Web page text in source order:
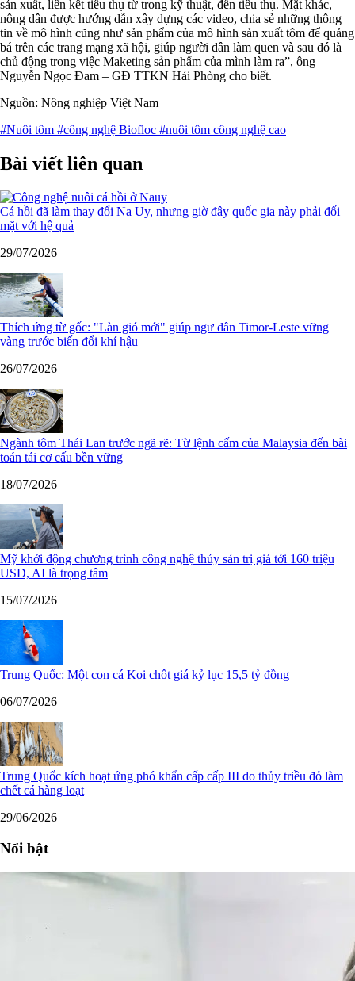
sản xuất, liên kết tiêu thụ từ trong kỹ thuật, đến tiêu thụ. Mặt khác,
nông dân được hướng dẫn xây dựng các video, chia sẻ những thông
tin về mô hình cũng như sản phẩm của mô hình sản xuất tôm để quảng
bá trên các trang mạng xã hội, giúp người dân làm quen và sau đó là
chủ động trong việc Maketing sản phẩm của mình làm ra”, ông
Nguyễn Ngọc Đam – GĐ TTKN Hải Phòng cho biết.
Nguồn: Nông nghiệp Việt Nam
#Nuôi tôm #công nghệ Biofloc #nuôi tôm công nghệ cao
Bài viết liên quan
Cá hồi đã làm thay đổi Na Uy, nhưng giờ đây quốc gia này phải đối
mặt với hệ quả
29/07/2026
Thích ứng từ gốc: "Làn gió mới" giúp ngư dân Timor-Leste vững
vàng trước biến đổi khí hậu
26/07/2026
Ngành tôm Thái Lan trước ngã rẽ: Từ lệnh cấm của Malaysia đến bài
toán tái cơ cấu bền vững
18/07/2026
Mỹ khởi động chương trình công nghệ thủy sản trị giá tới 160 triệu
USD, AI là trọng tâm
15/07/2026
Trung Quốc: Một con cá Koi chốt giá kỷ lục 15,5 tỷ đồng
06/07/2026
Trung Quốc kích hoạt ứng phó khẩn cấp cấp III do thủy triều đỏ làm
chết cá hàng loạt
29/06/2026
Nổi bật